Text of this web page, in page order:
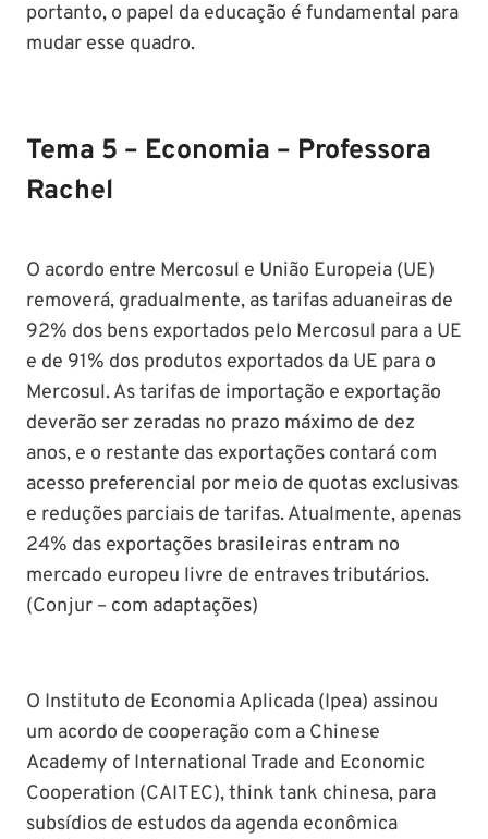
portanto, o papel da educação é fundamental para
mudar esse quadro.
Tema 5 – Economia – Professora
Rachel
O acordo entre Mercosul e União Europeia (UE)
removerá, gradualmente, as tarifas aduaneiras de
92% dos bens exportados pelo Mercosul para a UE
e de 91% dos produtos exportados da UE para o
Mercosul. As tarifas de importação e exportação
deverão ser zeradas no prazo máximo de dez
anos, e o restante das exportações contará com
acesso preferencial por meio de quotas exclusivas
e reduções parciais de tarifas. Atualmente, apenas
24% das exportações brasileiras entram no
mercado europeu livre de entraves tributários.
(Conjur – com adaptações)
O Instituto de Economia Aplicada (Ipea) assinou
um acordo de cooperação com a Chinese
Academy of International Trade and Economic
Cooperation (CAITEC), think tank chinesa, para
subsídios de estudos da agenda econômica